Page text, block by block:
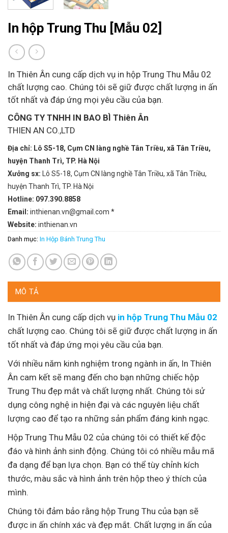
In hộp Trung Thu [Mẫu 02]
In Thiên Ân cung cấp dịch vụ in hộp Trung Thu Mẫu 02
chất lượng cao. Chúng tôi sẽ giữ được chất lượng in ấn
tốt nhất và đáp ứng mọi yêu cầu của bạn.
CÔNG TY TNHH IN BAO BÌ Thiên Ân
THIEN AN CO.,LTD
Địa chỉ: Lô S5-18, Cụm CN làng nghề Tân Triều, xã Tân Triều,
huyện Thanh Trì, TP. Hà Nội
Xưởng sx: Lô S5-18, Cụm CN làng nghề Tân Triều, xã Tân Triều,
huyện Thanh Trì, TP. Hà Nội
Hotline: 097.390.8858
Email: inthienan.vn@gmail.com *
Website: inthienan.vn
Danh mục: In Hộp Bánh Trung Thu
MÔ TẢ
In Thiên Ân cung cấp dịch vụ in hộp Trung Thu Mẫu 02
chất lượng cao. Chúng tôi sẽ giữ được chất lượng in ấn
tốt nhất và đáp ứng mọi yêu cầu của bạn.
Với nhiều năm kinh nghiệm trong ngành in ấn, In Thiên
Ân cam kết sẽ mang đến cho bạn những chiếc hộp
Trung Thu đẹp mắt và chất lượng nhất. Chúng tôi sử
dụng công nghệ in hiện đại và các nguyên liệu chất
lượng cao để tạo ra những sản phẩm đáng kinh ngạc.
Hộp Trung Thu Mẫu 02 của chúng tôi có thiết kế độc
đáo và hình ảnh sinh động. Chúng tôi có nhiều mẫu mã
đa dạng để bạn lựa chọn. Bạn có thể tùy chỉnh kích
thước, màu sắc và hình ảnh trên hộp theo ý thích của
mình.
Chúng tôi đảm bảo rằng hộp Trung Thu của bạn sẽ
được in ấn chính xác và đẹp mắt. Chất lượng in ấn của